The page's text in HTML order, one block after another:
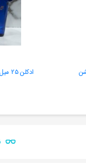
ادکلن 25 میل کازاموراتی مفیستو مارکویی کالکشن